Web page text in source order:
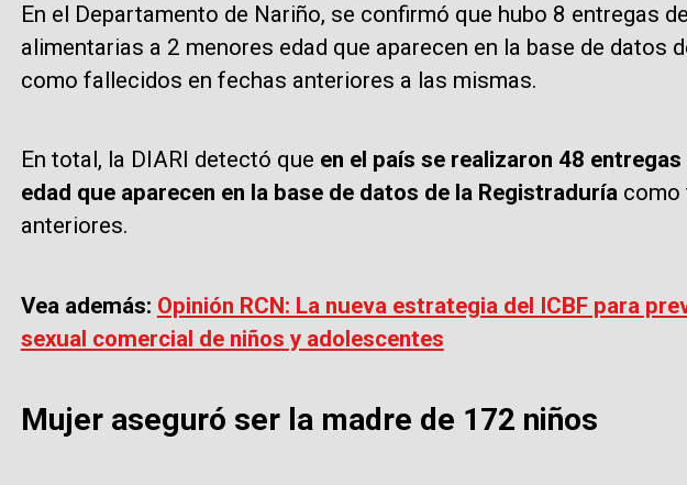
En el Departamento de Nariño, se confirmó que hubo 8 entregas
alimentarias a 2 menores edad que aparecen en la base de datos
como fallecidos en fechas anteriores a las mismas.
En total, la DIARI detectó que en el país se realizaron 48
edad que aparecen en la base de datos de la Registraduríacomo
anteriores.
Vea además: Opinión RCN: La nueva estrategia del ICBF para
sexual comercial de niños y adolescentes
Mujer aseguró ser la madre de 172 niños